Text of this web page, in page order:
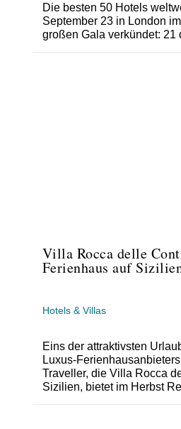
Die besten 50 Hotels
September 23 in London
großen Gala verkündet: 21
Villa Rocca delle
Ferienhaus auf
Hotels & Villas
Eins der attraktivsten
Luxus-
Traveller, die Villa Rocca
Sizilien, bietet im Herbst